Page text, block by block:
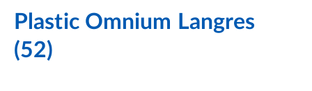
Plastic Omnium Langres
(52)